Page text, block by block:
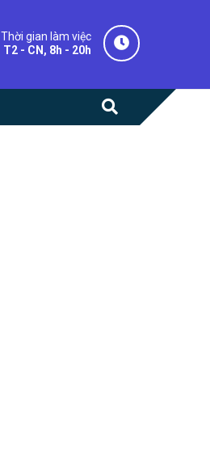
Thời gian làm việc
T2 - CN, 8h - 20h